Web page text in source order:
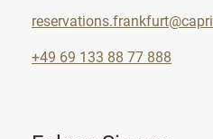
+49 69 133 88 77 888